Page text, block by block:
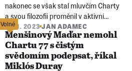
nakonec se však stal mluvčím Charty
a svou filozofii proměnil v aktivní
občanský postoj. Pociťoval mravní
nezbytnost, a proto na sebe vzal riziko.
Zaplatil za něj: před 46 lety v roce 1977
zemřel uštván nekonečnými výslechy
StB.
Volné
18. 1. 2023 JAN ADAMEC
Menšinový Maďar nemohl
Chartu 77 s čistým
svědomím podepsat, říkal
Miklós Duray